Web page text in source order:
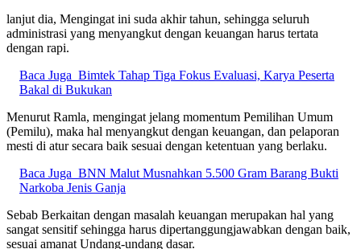
lanjut dia, Mengingat ini suda akhir tahun, sehingga seluruh
administrasi yang menyangkut dengan keuangan harus tertata
dengan rapi.
Baca Juga Bimtek Tahap Tiga Fokus Evaluasi, Karya Peserta
Bakal di Bukukan
Menurut Ramla, mengingat jelang momentum Pemilihan Umum
(Pemilu), maka hal menyangkut dengan keuangan, dan pelaporan
mesti di atur secara baik sesuai dengan ketentuan yang berlaku.
Baca Juga BNN Malut Musnahkan 5.500 Gram Barang Bukti
Narkoba Jenis Ganja
Sebab Berkaitan dengan masalah keuangan merupakan hal yang
sangat sensitif sehingga harus dipertanggungjawabkan dengan baik,
sesuai amanat Undang-undang dasar.